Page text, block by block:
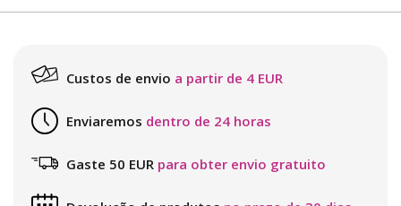
Custos de envio a partir de 4 EUR
Enviaremos dentro de 24 horas
Gaste 50 EUR para obter envio gratuito